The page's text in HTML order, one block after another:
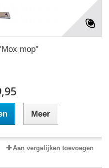
mop"
Meer
Aan vergelijken toevoegen